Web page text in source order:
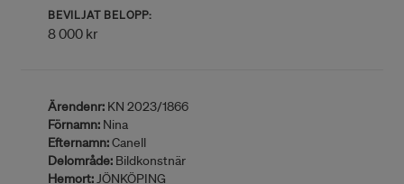
BEVILJAT BELOPP:
8 000 kr
Ärendenr: KN 2023/1866
Förnamn: Nina
Efternamn:Canell
Delområde: Bildkonstnär
Hemort:JÖNKÖPING